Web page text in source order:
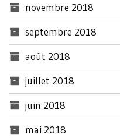
novembre 2018
septembre 2018
août 2018
juillet 2018
juin 2018
mai 2018